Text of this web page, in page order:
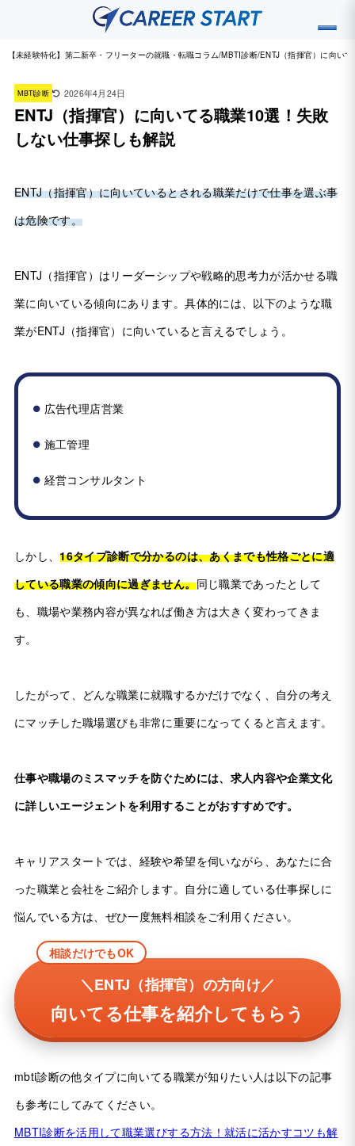
【未経験特化】第二新卒・フリーターの就職・転職コラム MBTI診断 ENTJ（指揮官）に向い
MBTI診断 2026年4月24日
ENTJ（指揮官）に向いてる職業10選！失敗
しない仕事探しも解説
ENTJ（指揮官）に向いているとされる職業だけで仕事を選ぶ事
は危険です。
ENTJ（指揮官）はリーダーシップや戦略的思考力が活かせる職
業に向いている傾向にあります。具体的には、以下のような職
業がENTJ（指揮官）に向いていると言えるでしょう。
広告代理店営業
施工管理
経営コンサルタント
しかし、 16タイプ診断で分かるのは、あくまでも性格ごとに適
している職業の傾向に過ぎません。同じ職業であったとして
も、職場や業務内容が異なれば働き方は大きく変わってきま
す。
したがって、どんな職業に就職するかだけでなく、自分の考え
にマッチした職場選びも非常に重要になってくると言えます。
仕事や職場のミスマッチを防ぐためには、求人内容や企業文化
に詳しいエージェントを利用することがおすすめです。
キャリアスタートでは、経験や希望を伺いながら、あなたに合
った職業と会社をご紹介します。自分に適している仕事探しに
悩んでいる方は、ぜひ一度無料相談をご利用ください。
相談だけでもOK
＼ENTJ（指揮官）の方向け／
向いてる仕事を紹介してもらう
mbti診断の他タイプに向いてる職業が知りたい人は以下の記事
も参考にしてみてください。
MBTI診断を活用して職業選びする方法！就活に活かすコツも解